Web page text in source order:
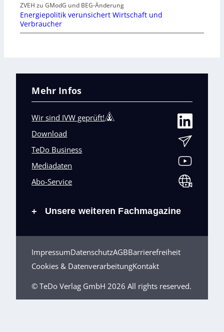
ZVEH zu GModG und BEG-Änderung
Energiepolitik verunsichert Wirtschaft und
Verbraucher
Mehr Infos
Wir sind IVW geprüft!
Download
TeDo Business
Mediadaten
Abo-Service
+ Unsere weiteren Fachmagazine
ImpressumDatenschutzAGBBarrierefreiheit
Cookies & DatenverarbeitungKontakt
© TeDo Verlag GmbH 2026 All rights reserved.